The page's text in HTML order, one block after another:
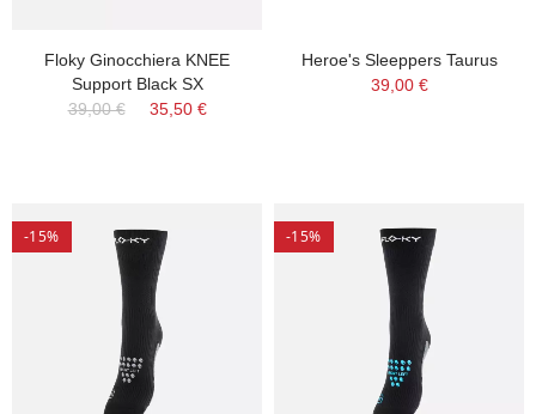
Floky Ginocchiera KNEE
Support Black SX
39,00 €
35,50 €
Heroe's Sleeppers Taurus
39,00 €
-15% -15%